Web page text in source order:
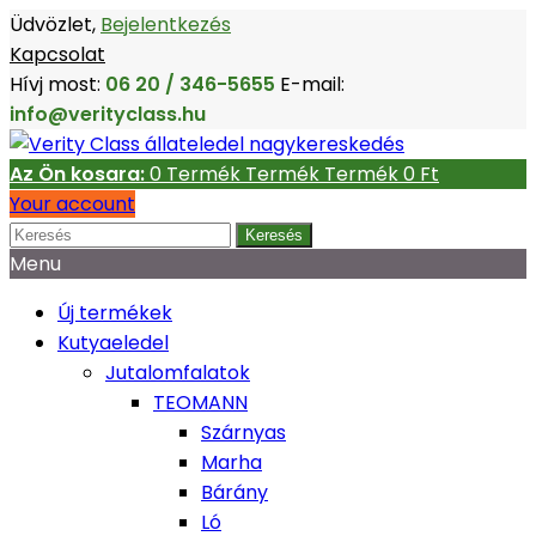
Üdvözlet, Bejelentkezés
Kapcsolat
Hívj most: 06 20 / 346-5655 E-mail:
info@verityclass.hu
Az Ön kosara:0 Termék Termék Termék0 Ft‎
Your account
Keresés
Menu
Új termékek
Kutyaeledel
Jutalomfalatok
TEOMANN
Szárnyas
Marha
Bárány
Ló